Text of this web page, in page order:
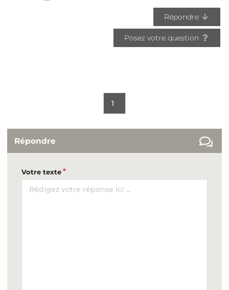
Répondre
Posez votre question
1
Répondre
Votre texte